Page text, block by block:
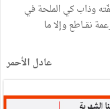
وذاب كي الملحة في
نقــاطع وإلا ما
عادل الأحمر